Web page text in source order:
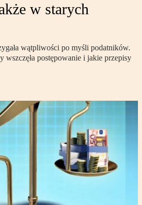
w starych
wątpliwości po myśli podatników.
wszczęła postępowanie i jakie przepisy